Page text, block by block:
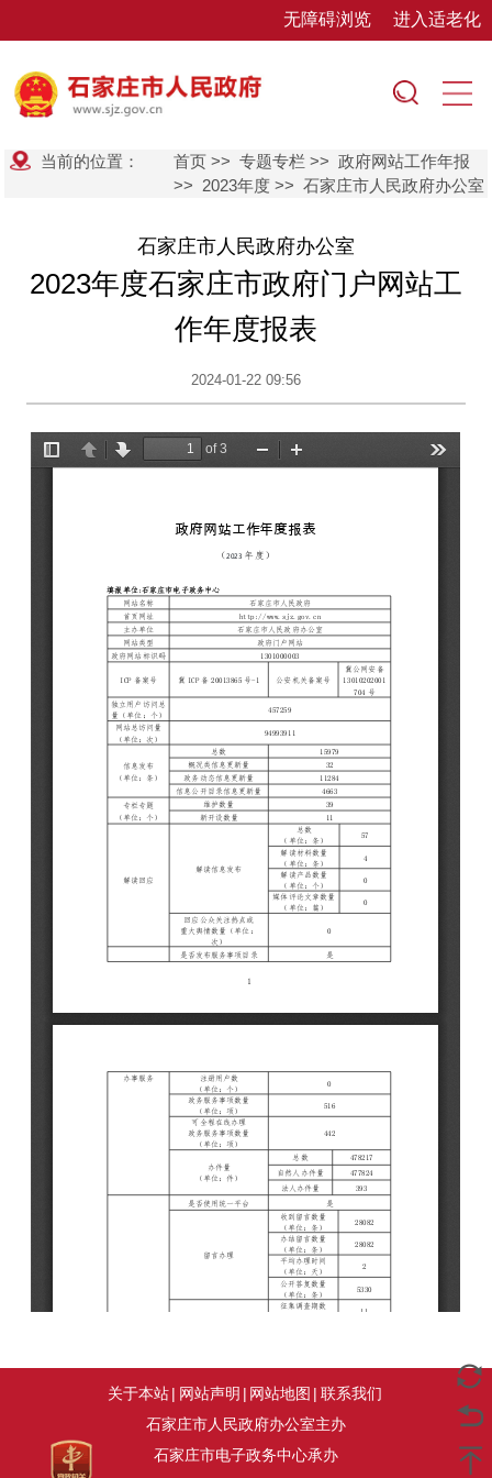
无障碍浏览 进入适老化
当前的位置： 首页 >>专题专栏 >>政府网站工作年报
>> 2023年度 >>石家庄市人民政府办公室
石家庄市人民政府办公室
2023年度石家庄市政府门户网站工
作年度报表
2024-01-22 09:56
关于本站| 网站声明 | 网站地图 | 联系我们
石家庄市人民政府办公室主办
石家庄市电子政务中心承办